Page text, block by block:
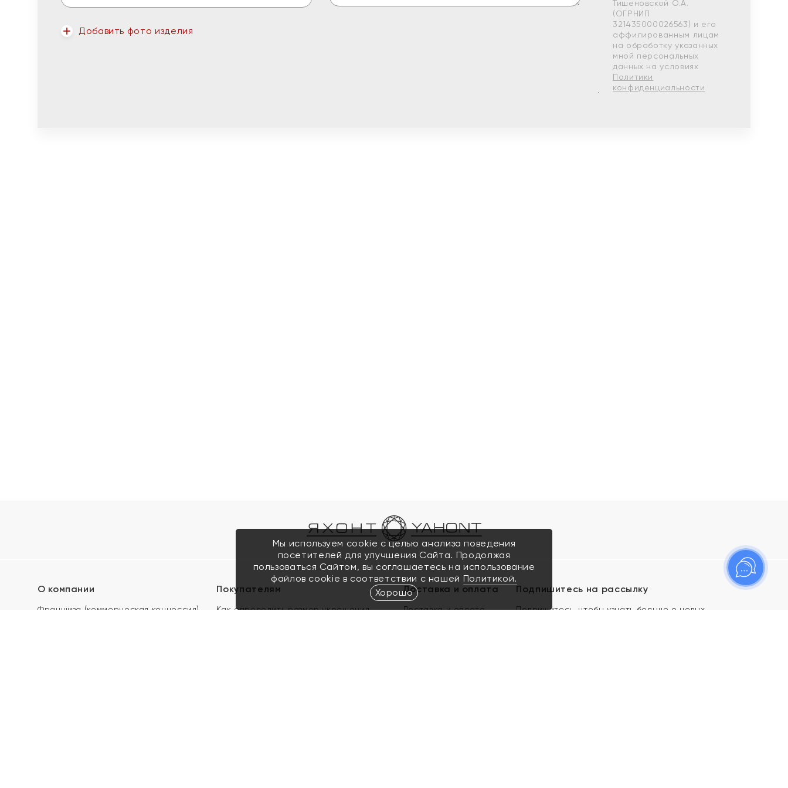
Добавить фото изделия
Тишеновской О.А.
(ОГРНИП
321435000026563) и его
аффилированным лицам
на обработку указанных
мной персональных
данных на условиях
Политики
конфиденциальности
О компании
Франшиза (коммерческая концессия)
Покупателям
Как определить размер украшения
Доставка и оплата
Доставка и оплата
Подпишитесь на рассылку
Подпишитесь, чтобы узнать больше о новых
Мы используем cookie с целью анализа поведения
посетителей для улучшения Сайта. Продолжая
пользоваться Сайтом, вы соглашаетесь на использование
файлов cookie в соответствии с нашей Политикой.
Хорошо